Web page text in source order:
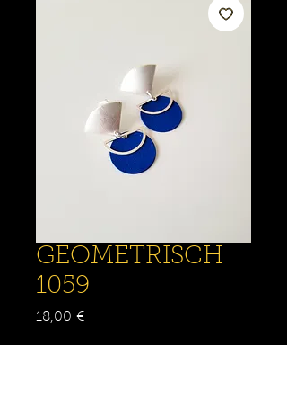
GEOMETRISCH
1059
18,00 €Prix